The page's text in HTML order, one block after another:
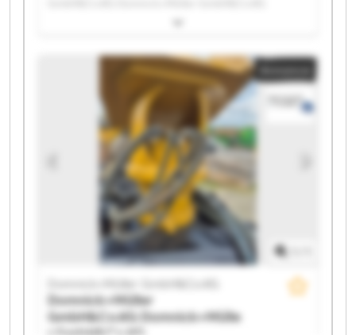
Domnick+Müller GmbH&Co.KG Domnick+Müller
Domnick+Müller GmbH&Co.KG Domnick+Müller
GmbH&Co.KG Domnick+Müller GmbH&Co.KG
Domnick+Müller GmbH&Co.KG Domnick+Müller
GmbH&Co.KG Domnick+Müller GmbH&Co.KG
Domnick+Müller GmbH&Co.KG Domnick+Müller
GmbH&Co.KG Domnick+Müller GmbH&Co.KG
Domnick+Müller GmbH&Co.KG Domnick+Müller
GmbH&Co.KG Domnick+Müller GmbH&Co.KG
Domnick+Müller GmbH&Co.KG Domnick+Müller
GmbH&Co.KG
Annonce
Domnick+Müller GmbH&Co.KG
Domnick+Müller
GmbH&Co.KG Domnick+Mülle